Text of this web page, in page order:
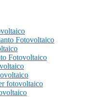
Fotovoltaico
Fotovoltaico
fotovoltaico